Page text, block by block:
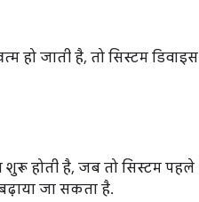
हो जाती है, तो सिस्टम डिवाइस
शुरू होती है, जब तो सिस्टम पहले
जा सकता है.